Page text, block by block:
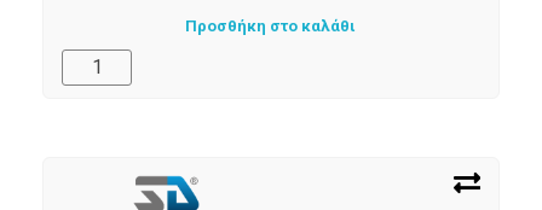
Προσθήκη στο καλάθι